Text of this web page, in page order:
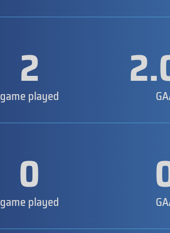
2
game played
0
game played